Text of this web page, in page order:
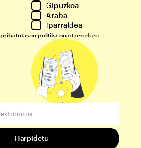
Gipuzkoa
Araba
Iparraldea
pribatutasun politika onartzen duzu.